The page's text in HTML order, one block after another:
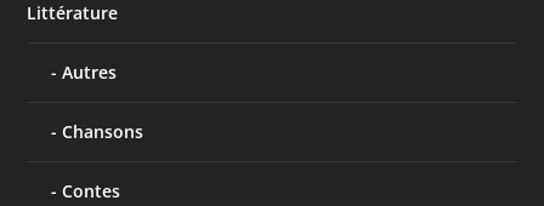
Littérature
Autres
Chansons
Contes